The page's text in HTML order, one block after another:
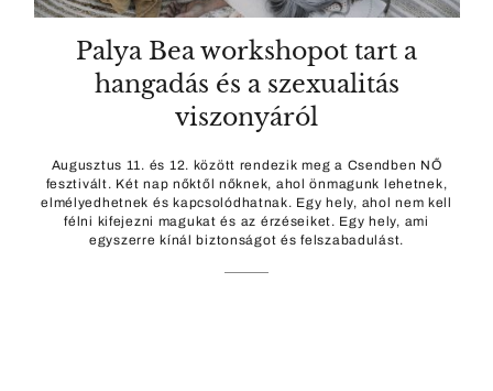
Palya Bea workshopot tart a
hangadás és a szexualitás
viszonyáról
Augusztus 11. és 12. között rendezik meg a Csendben NŐ
fesztivált. Két nap nőktől nőknek, ahol önmagunk lehetnek,
elmélyedhetnek és kapcsolódhatnak. Egy hely, ahol nem kell
félni kifejezni magukat és az érzéseiket. Egy hely, ami
egyszerre kínál biztonságot és felszabadulást.